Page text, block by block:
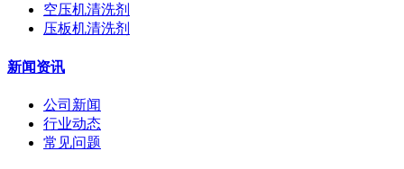
空压机清洗剂
压板机清洗剂
新闻资讯
公司新闻
行业动态
常见问题